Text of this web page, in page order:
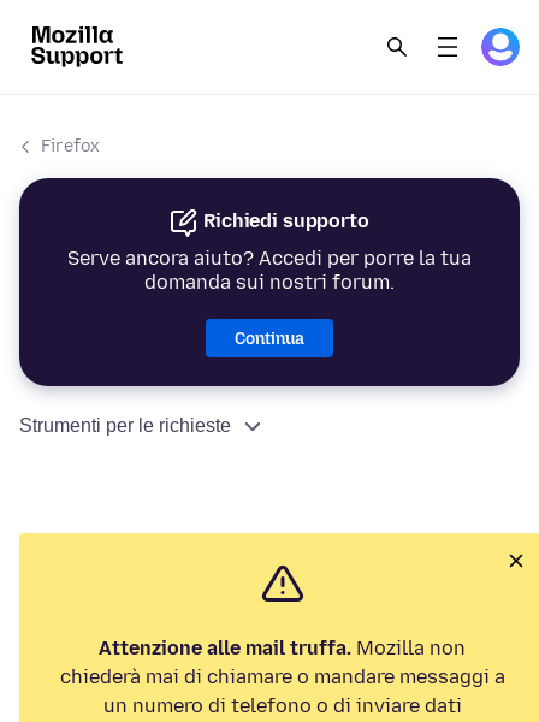
Firefox
Richiedi supporto
Serve ancora aiuto? Accedi per porre la tua
domanda sui nostri forum.
Continua
Strumenti per le richieste
Attenzione alle mail truffa. Mozilla non
chiederà mai di chiamare o mandare messaggi a
un numero di telefono o di inviare dati